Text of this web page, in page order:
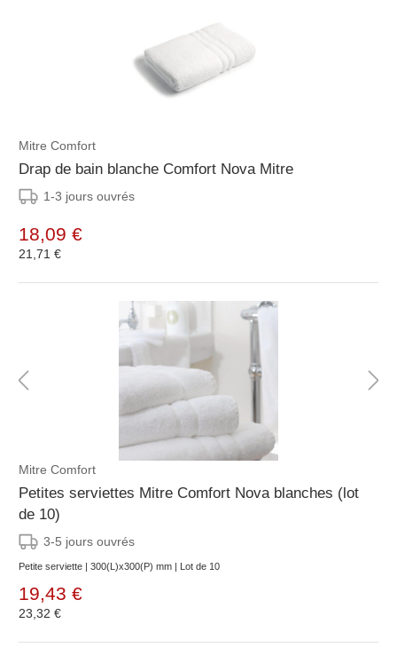
Mitre Comfort
Drap de bain blanche Comfort Nova Mitre
1-3 jours ouvrés
18,09 €
21,71 €
Mitre Comfort
Petites serviettes Mitre Comfort Nova blanches (lot
de 10)
3-5 jours ouvrés
Petite serviette | 300(L)x300(P) mm | Lot de 10
19,43 €
23,32 €